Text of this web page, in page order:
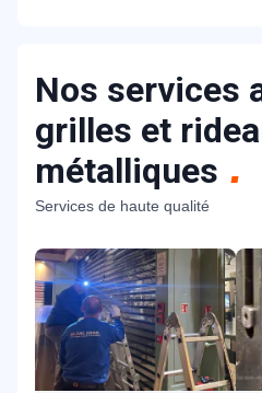
Nos services
grilles et
métalliques
Services de haute qualité